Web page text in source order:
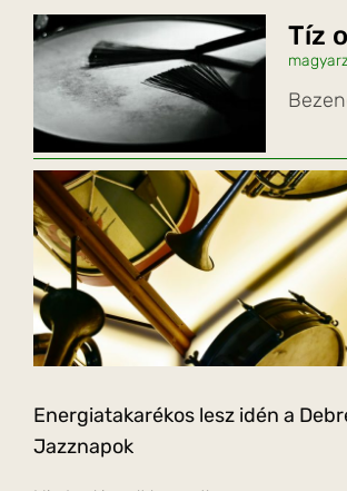
Tíz
Energiatakarékos lesz idén a
Jazznapok